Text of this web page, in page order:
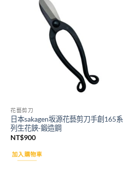
花藝剪刀
日本sakagen坂源花藝剪刀手創165系
列生花鋏-鍛造鋼
NT$900
加入購物車